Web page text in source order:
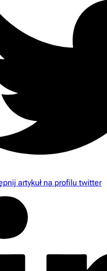
artykuł na profilu twitter